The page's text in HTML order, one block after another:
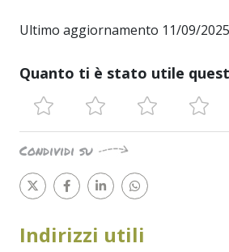
Ultimo aggiornamento 11/09/2025
Quanto ti è stato utile
Condividi su
Indirizzi utili